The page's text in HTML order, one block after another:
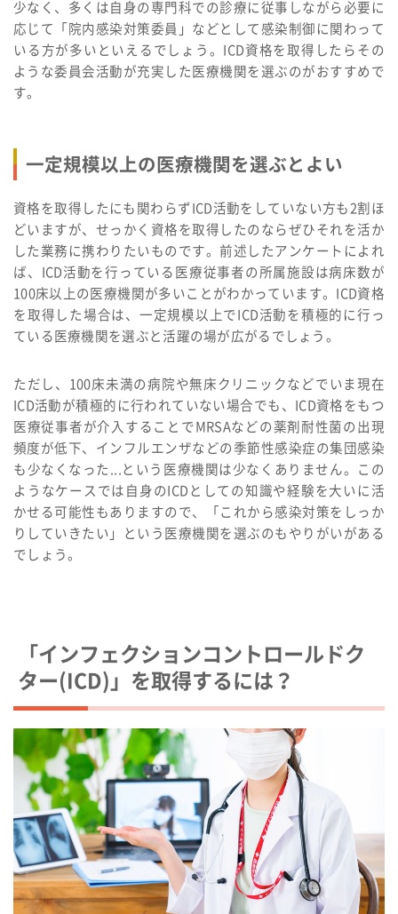
少なく、多くは自身の専門科での診療に従事しながら必要に
応じて「院内感染対策委員」などとして感染制御に関わって
いる方が多いといえるでしょう。ICD資格を取得したらその
ような委員会活動が充実した医療機関を選ぶのがおすすめで
す。
一定規模以上の医療機関を選ぶとよい
資格を取得したにも関わらずICD活動をしていない方も2割ほ
どいますが、せっかく資格を取得したのならぜひそれを活か
した業務に携わりたいものです。前述したアンケートによれ
ば、ICD活動を行っている医療従事者の所属施設は病床数が
100床以上の医療機関が多いことがわかっています。ICD資格
を取得した場合は、一定規模以上でICD活動を積極的に行っ
ている医療機関を選ぶと活躍の場が広がるでしょう。
ただし、100床未満の病院や無床クリニックなどでいま現在
ICD活動が積極的に行われていない場合でも、ICD資格をもつ
医療従事者が介入することでMRSAなどの薬剤耐性菌の出現
頻度が低下、インフルエンザなどの季節性感染症の集団感染
も少なくなった...という医療機関は少なくありません。この
ようなケースでは自身のICDとしての知識や経験を大いに活
かせる可能性もありますので、「これから感染対策をしっか
りしていきたい」という医療機関を選ぶのもやりがいがある
でしょう。
「インフェクションコントロールドク
ター(ICD)」を取得するには？